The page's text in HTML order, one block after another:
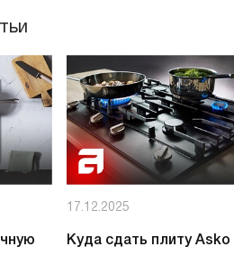
17.12.2025
Куда сдать плиту Asko